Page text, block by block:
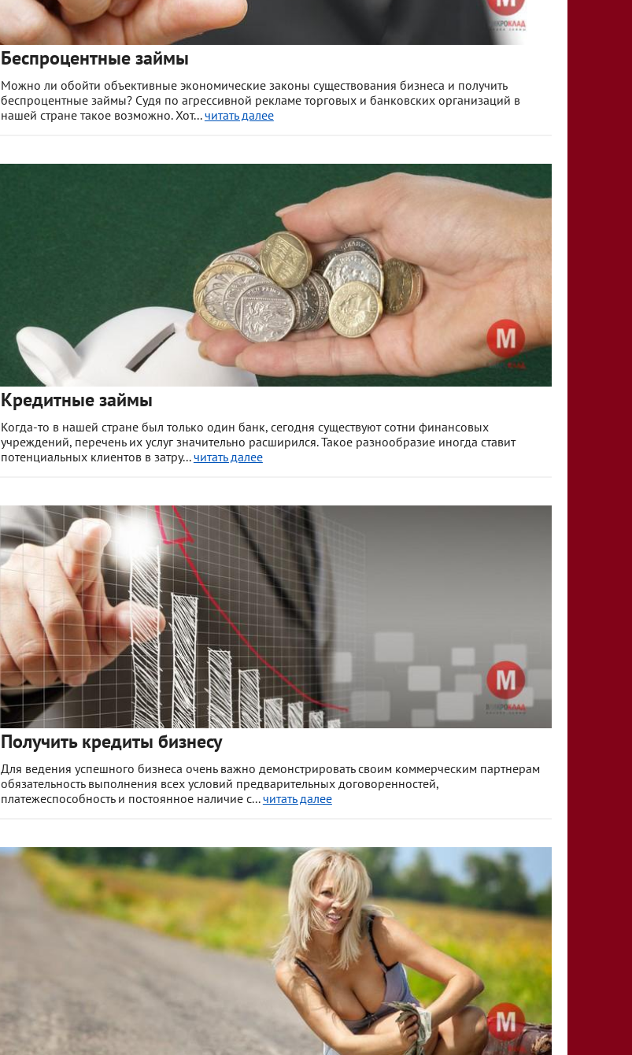
Беспроцентные займы
Можно ли обойти объективные экономические законы существования бизнеса и получить
беспроцентные займы? Судя по агрессивной рекламе торговых и банковских организаций в
нашей стране такое возможно. Хот...читать далее
Кредитные займы
Когда-то в нашей стране был только один банк, сегодня существуют сотни финансовых
учреждений, перечень их услуг значительно расширился. Такое разнообразие иногда ставит
потенциальных клиентов в затру...читать далее
Получить кредиты бизнесу
Для ведения успешного бизнеса очень важно демонстрировать своим коммерческим партнерам
обязательность выполнения всех условий предварительных договоренностей,
платежеспособность и постоянное наличие с...читать далее